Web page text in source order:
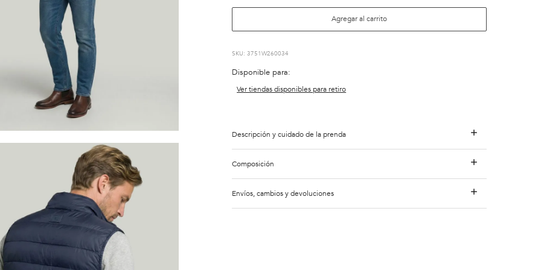
Agregar al carrito
:3751W260034
Disponible para:
Ver tiendas disponibles para retiro
Descripción y cuidado de la prenda
Composición
Envíos, cambios y devoluciones